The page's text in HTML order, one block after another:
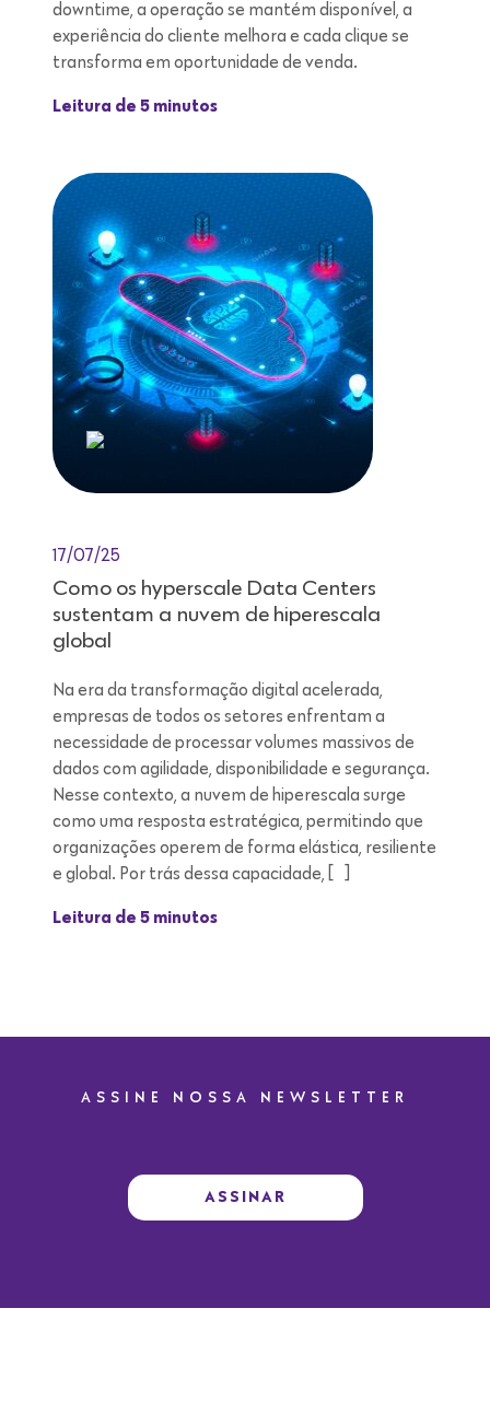
downtime, a operação se mantém disponível, a
experiência do cliente melhora e cada clique se
transforma em oportunidade de venda.
Leitura de 5 minutos
17/07/25
Como os hyperscale Data Centers
sustentam a nuvem de hiperescala
global
Na era da transformação digital acelerada,
empresas de todos os setores enfrentam a
necessidade de processar volumes massivos de
dados com agilidade, disponibilidade e segurança.
Nesse contexto, a nuvem de hiperescala surge
como uma resposta estratégica, permitindo que
organizações operem de forma elástica, resiliente
e global. Por trás dessa capacidade, […]
Leitura de 5 minutos
ASSINE NOSSA NEWSLETTER
ASSINAR